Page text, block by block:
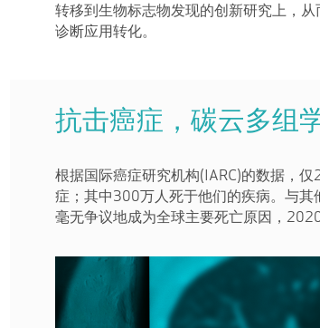
转移到生物标志物发现的创新研究上，
诊断应用转化。
抗击癌症，碳云多组
根据国际癌症研究机构(IARC)的数据，
症；其中300万人死于他们的疾病。与其
毫无争议地成为全球主要死亡原因，